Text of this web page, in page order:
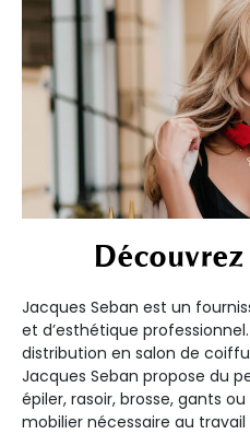
Jacques Seban est un
et d’esthétique
distribution en salon de
Jacques Seban propose du
épiler, rasoir, brosse, gants
mobilier nécessaire au